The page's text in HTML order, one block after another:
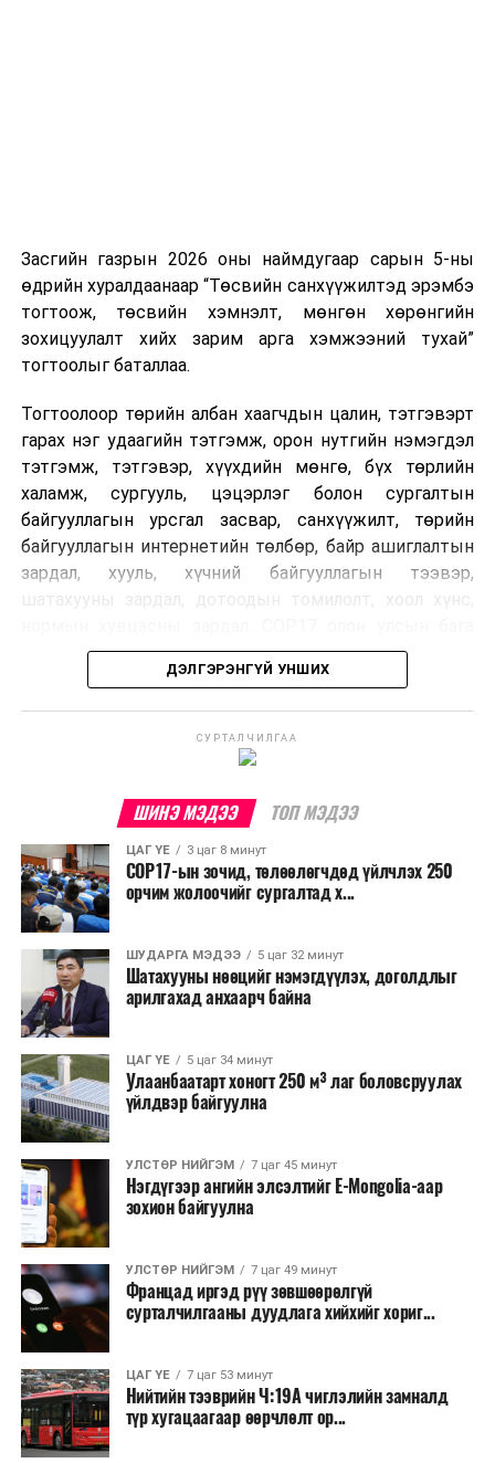
Шинэ хууль Францын зах зээлд үйлчилдэг гадаадын
дуудлагын төвүүдэд нөлөөлөхөөр байна. Тухайлбал,
Мароккогийн дуудлагын төвүүдийн орлогын 80 гаруй
хувь Францын зах зээлээс бүрддэг бөгөөд тус улсын
40–50 мянган ажлын байр эрсдэлд орж болзошгүйг
Засгийн газрын 2026 оны наймдугаар сарын 5-ны
өдрийн хуралдаанаар “Төсвийн санхүүжилтэд эрэмбэ
тогтоож, төсвийн хэмнэлт, мөнгөн хөрөнгийн
зохицуулалт хийх зарим арга хэмжээний тухай”
тогтоолыг баталлаа.
Тогтоолоор төрийн албан хаагчдын цалин, тэтгэвэрт
гарах нэг удаагийн тэтгэмж, орон нутгийн нэмэгдэл
тэтгэмж, тэтгэвэр, хүүхдийн мөнгө, бүх төрлийн
халамж, сургууль, цэцэрлэг болон сургалтын
байгууллагын урсгал засвар, санхүүжилт, төрийн
байгууллагын интернетийн төлбөр, байр ашиглалтын
зардал, хууль, хүчний байгууллагын тээвэр,
хурлын зардал, Засгийн газрын өр, орон нутгийн нөөц
хөрөнгийн санхүүжилтийг хэвийн үргэлжлүүлэхээр
шийдвэрлэжээ.
Харин дараах зардлыг хязгаарлахаар болсон байна.
шийдвэртэйгээс бусад хурал, зөвлөгөөн, ой,
тэмдэглэлт өдөр, найр наадам, соёлын арга
хэмжээ;
Урьдчилан төлөвлөсөн төрийн өндөр албан
тушаалтны томилолтоос бусад гадаад
томилолт, гадаадын зочин хүлээн авах зардал;
Зайлшгүй шаардлагагүй тоног төхөөрөмж,
тавилга, автомашин худалдан авах;
Батлан хамгаалах, хууль зүйн салбараас бусад
сургалт, дадлага;
Хуулиар заавал мэдээлэхээс бусад кино,
контент, хэвлэлийн зардал;
Заавал олгохоос бусад тэтгэмж, урамшуулал.
Санхүүгийн хэмнэлтийн горимыг 2026 оны
арванхоёрдугаар сарын 31 хүртэл мөрдөнө. Харин
эрүүл мэндийн салбар уг хэмнэлтийн горимд
хамрагдахгүй бөгөөд цэцэрлэг, сургуулийн хүүхдийн
эрт илрүүлэг, вакцинжуулалт, томуу, томуу төст
өвчний эсрэг арга хэмжээ зэрэг зайлшгүй
шаардлагатай ажлууд төлөвлөгөөний дагуу
ДЭЛГЭРЭНГҮЙ УНШИХ
СУРТАЛЧИЛГАА
ШИНЭ МЭДЭЭ ТОП МЭДЭЭ
ЦАГ ҮЕ 3 цаг 8 минут
COP17-ын зочид, төлөөлөгчдөд үйлчлэх 250
орчим жолоочийг сургалтад х...
ШУДАРГА МЭДЭЭ 5 цаг 32 минут
Шатахууны нөөцийг нэмэгдүүлэх, доголдлыг
арилгахад анхаарч байна
ЦАГ ҮЕ 5 цаг 34 минут
Улаанбаатарт хоногт 250 м³ лаг боловсруулах
үйлдвэр байгуулна
УЛСТӨР НИЙГЭМ 7 цаг 45 минут
Нэгдүгээр ангийн элсэлтийг E-Mongolia-аар
зохион байгуулна
УЛСТӨР НИЙГЭМ 7 цаг 49 минут
Францад иргэд рүү зөвшөөрөлгүй
сурталчилгааны дуудлага хийхийг хориг...
ЦАГ ҮЕ 7 цаг 53 минут
Нийтийн тээврийн Ч:19А чиглэлийн замналд
түр хугацаагаар өөрчлөлт ор...